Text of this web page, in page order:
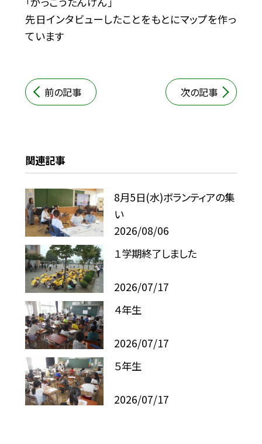
先日インタビューしたことをもとにマップを作っ
ています
前の記事 次の記事
関連記事
8月5日(水)ボランティアの集
い
2026/08/06
１学期終了しました
2026/07/17
４年生
2026/07/17
５年生
2026/07/17